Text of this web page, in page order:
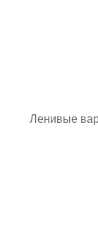
Ленивые